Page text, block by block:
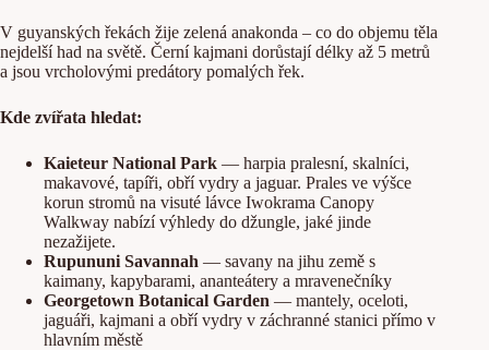
V guyanských řekách žije zelená anakonda – co do objemu těla
nejdelší had na světě. Černí kajmani dorůstají délky až 5 metrů
a jsou vrcholovými predátory pomalých řek.
Kde zvířata hledat:
Kaieteur National Park — harpia pralesní, skalníci,
makavové, tapíři, obří vydry a jaguar. Prales ve výšce
korun stromů na visuté lávce Iwokrama Canopy
Walkway nabízí výhledy do džungle, jaké jinde
nezažijete.
Rupununi Savannah — savany na jihu země s
kaimany, kapybarami, ananteátery a mravenečníky
Georgetown Botanical Garden — mantely, oceloti,
jaguáři, kajmani a obří vydry v záchranné stanici přímo v
hlavním městě